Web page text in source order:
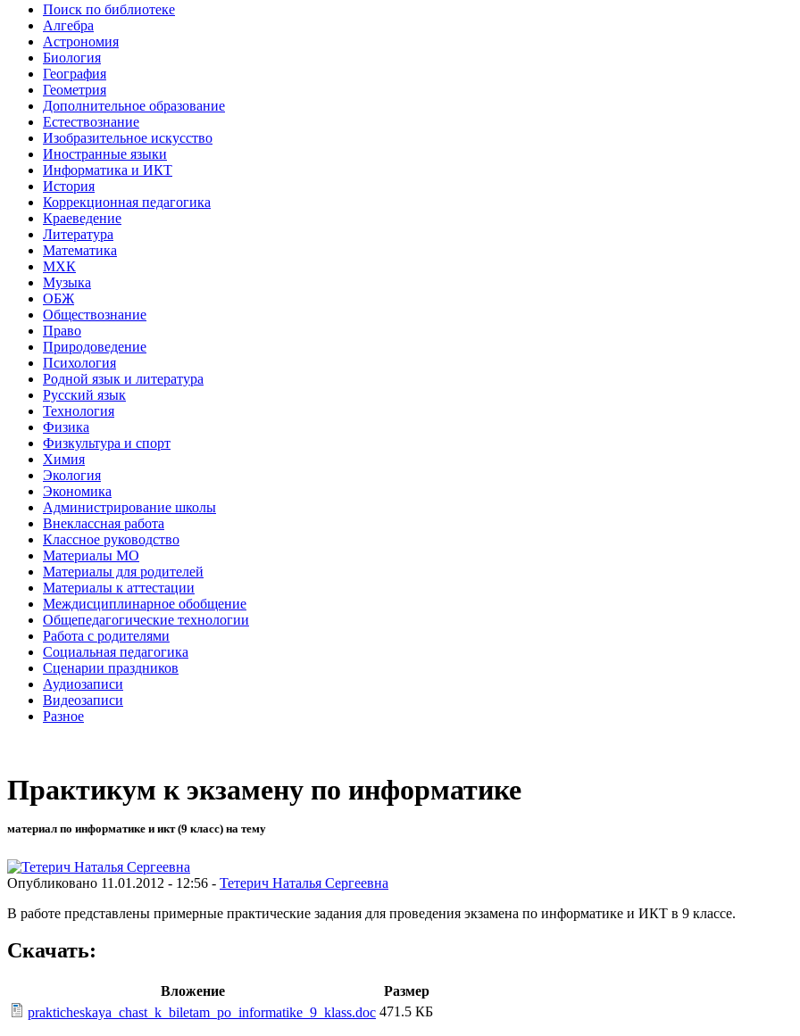
Поиск по библиотеке
Алгебра
Астрономия
Биология
География
Геометрия
Дополнительное образование
Естествознание
Изобразительное искусство
Иностранные языки
Информатика и ИКТ
История
Коррекционная педагогика
Краеведение
Литература
Математика
МХК
Музыка
ОБЖ
Обществознание
Право
Природоведение
Психология
Родной язык и литература
Русский язык
Технология
Физика
Физкультура и спорт
Химия
Экология
Экономика
Администрирование школы
Внеклассная работа
Классное руководство
Материалы МО
Материалы для родителей
Материалы к аттестации
Междисциплинарное обобщение
Общепедагогические технологии
Работа с родителями
Социальная педагогика
Сценарии праздников
Аудиозаписи
Видеозаписи
Разное
Практикум к экзамену по информатике
материал по информатике и икт (9 класс) на тему
Опубликовано 11.01.2012 - 12:56 - Тетерич Наталья Сергеевна
В работе представлены примерные практические задания для проведения экзамена по информатике и ИКТ в 9 классе.
Скачать:
Вложение
Размер
prakticheskaya_chast_k_biletam_po_informatike_9_klass.doc 471.5 КБ